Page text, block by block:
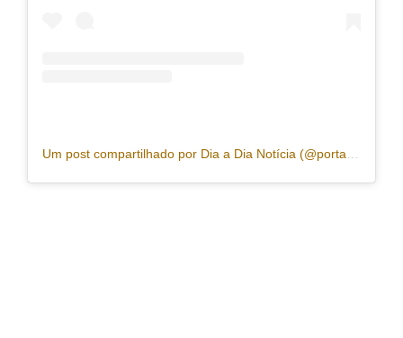
Um post compartilhado por Dia a Dia Notícia (@portaldiaadia)